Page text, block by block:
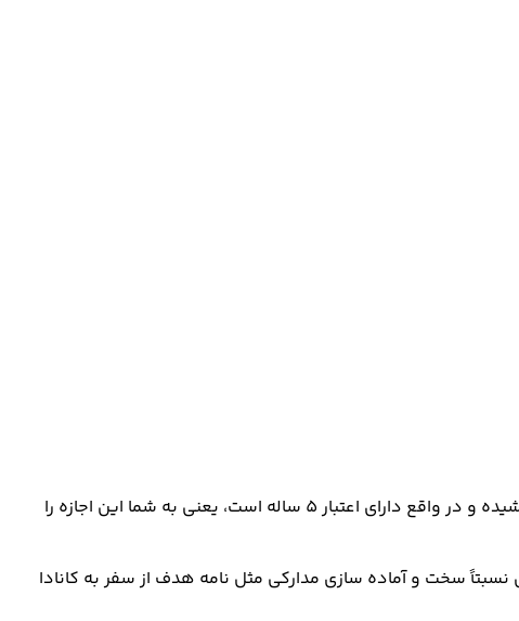
آیا تا به حال برای مجوز توریستی و موقتی کشور کانادا اقدام کرده‌اید؟ ویزای ارزشمندی که تنها نام موقتی و توریستی را به یدک کشیده و در واقع دارای اعتبار 5 ساله است، یعنی به شما این اجازه را
نسبتاً سخت و آماده سازی مدارکی مثل نامه هدف از سفر به کانادا